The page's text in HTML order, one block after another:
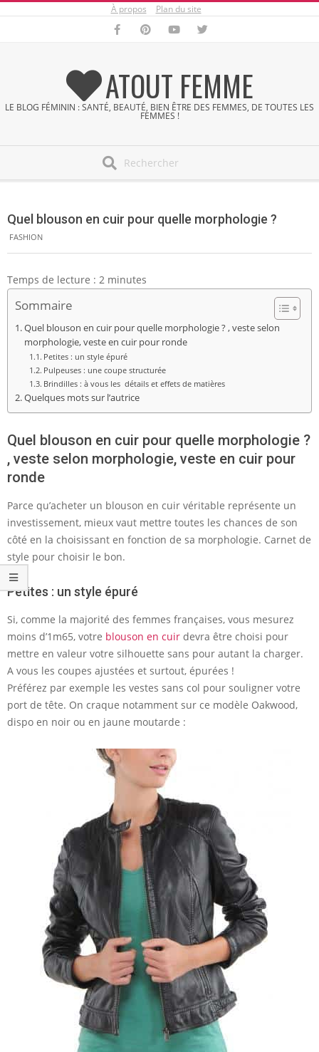
À propos Plan du site
ATOUT FEMME
LE BLOG FÉMININ : SANTÉ, BEAUTÉ, BIEN ÊTRE DES FEMMES, DE TOUTES LES
FEMMES !
Menu
Quel blouson en cuir pour quelle morphologie ?
FASHION
Temps de lecture : 2 minutes
Sommaire
Quel blouson en cuir pour quelle morphologie ? , veste selon
morphologie, veste en cuir pour ronde
Petites : un style épuré
Pulpeuses : une coupe structurée
Brindilles : à vous les détails et effets de matières
Quelques mots sur l’autrice
Quel blouson en cuir pour quelle morphologie ?
, veste selon morphologie, veste en cuir pour
ronde
Parce qu’acheter un blouson en cuir véritable représente un
investissement, mieux vaut mettre toutes les chances de son
côté en la choisissant en fonction de sa morphologie. Carnet de
style pour choisir le bon.
Petites : un style épuré
Si, comme la majorité des femmes françaises, vous mesurez
moins d’1m65, votre blouson en cuir devra être choisi pour
mettre en valeur votre silhouette sans pour autant la charger.
A vous les coupes ajustées et surtout, épurées !
Préférez par exemple les vestes sans col pour souligner votre
port de tête. On craque notamment sur ce modèle Oakwood,
dispo en noir ou en jaune moutarde :